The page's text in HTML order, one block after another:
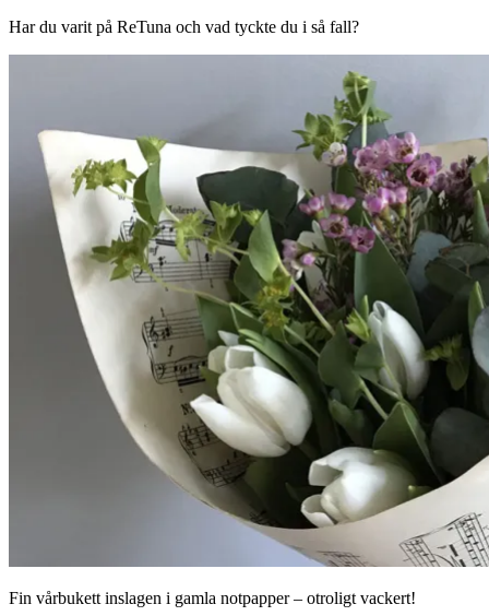
Har du varit på ReTuna och vad tyckte du i så fall?
Fin vårbukett inslagen i gamla notpapper – otroligt vackert!